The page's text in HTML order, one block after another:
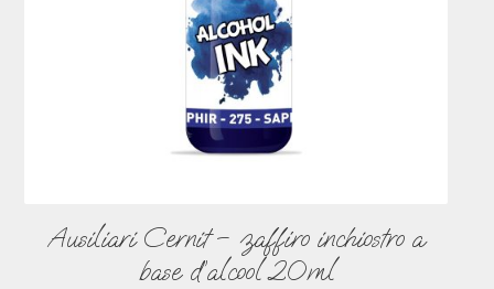
Ausiliari Cernit – zaffiro inchiostro a
base d’alcool 20ml